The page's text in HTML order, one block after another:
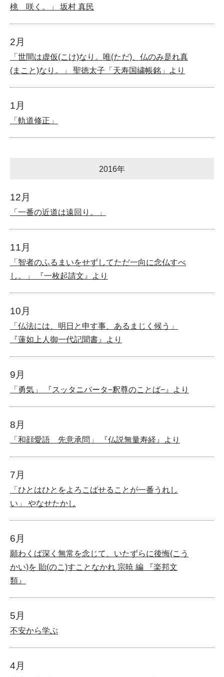
桃 咲く。」 坂村 真民
2月
「世間は虚仮(こけ)なり。唯(ただ)、仏のみ是れ真
(まこと)なり。」 聖徳太子「天寿国繍帳銘」より
1月
「軌道修正」
2016年
12月
「一番の近道は遠回り。」
11月
「智者のふるまいをせずしてただ一向に念仏すべ
し。」 『一枚起請文』より
10月
「仏法には、明日と申す事、あるまじく候う」
『蓮如上人御一代記聞書』より
9月
「勇気」 『スッタニパータ−釈尊のことば−』より
8月
「和顔愛語 先意承問」 『仏説無量寿経』より
7月
「ひとはひとをよろこばせることが一番うれし
い」 やなせたかし
6月
願わくば深く無常を念じて、いたずらに後悔(こう
かい)を 貽(のこ)すことなかれ 宗暁 編 『楽邦文
類』
5月
不安から学ぶ
4月